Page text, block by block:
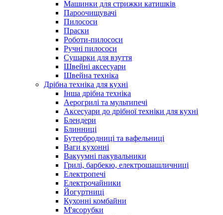
Машинки для стрижки катишків
Пароочищувачі
Пилососи
Праски
Роботи-пилососи
Ручні пилососи
Сушарки для взуття
Швейні аксесуари
Швейна техніка
Дрібна техніка для кухні
Інша дрібна техніка
Аерогрилі та мультипечі
Аксесуари до дрібної техніки для кухні
Блендери
Блинниці
Бутербродниці та вафельниці
Ваги кухонні
Вакуумні пакувальники
Грилі, барбекю, електрошашличниці
Електропечі
Електрочайники
Йогуртниці
Кухонні комбайни
М'ясорубки